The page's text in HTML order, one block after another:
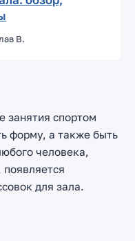
В.
занятия спортом
форму, а также быть
человека,
для зала.